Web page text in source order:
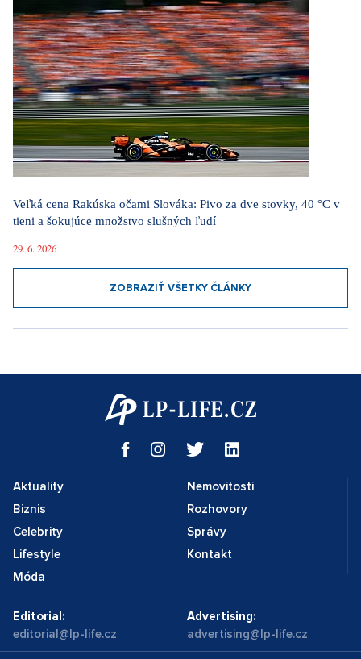
Veľká cena Rakúska očami Slováka: Pivo za dve stovky, 40 °C v
tieni a šokujúce množstvo slušných ľudí
29. 6. 2026
ZOBRAZIŤ VŠETKY ČLÁNKY
Aktuality
Biznis
Celebrity
Lifestyle
Móda
Nemovitosti
Rozhovory
Správy
Kontakt
Editorial:
editorial@lp-life.cz
Advertising:
advertising@lp-life.cz